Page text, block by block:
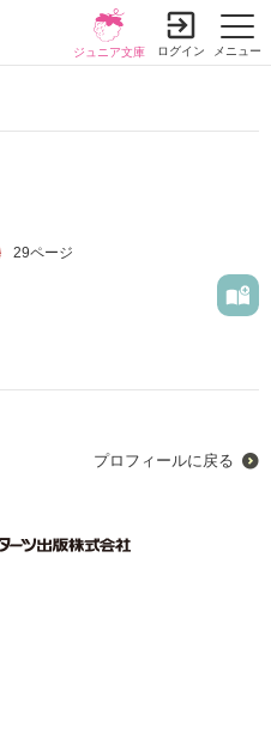
メニュー
ジュニア文庫 ログイン
29ページ
プロフィールに戻る